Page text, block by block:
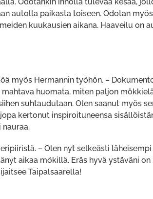
autolla paikasta toiseen. Odotan
kuukausien aikana. Haaveilu on
myös Hermannin työhön. –
huomata, miten paljon
suhtaudutaan. Olen saanut myös
kertonut inspiroituneensa
nauraa.
– Olen nyt selkeästi
aikaa mökillä. Eräs hyvä ystäväni
Taipalsaarella!